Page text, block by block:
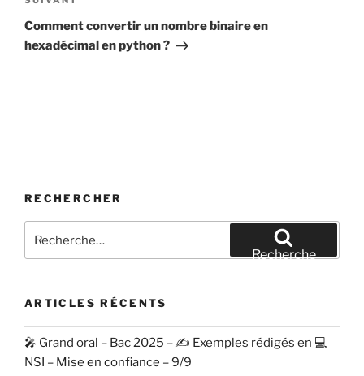
suivant
Comment convertir un nombre binaire en
hexadécimal en python ?
RECHERCHER
pour
Recherche
ARTICLES RÉCENTS
🎤 Grand oral – Bac 2025 – ✍️ Exemples rédigés en 💻
NSI – Mise en confiance – 9/9